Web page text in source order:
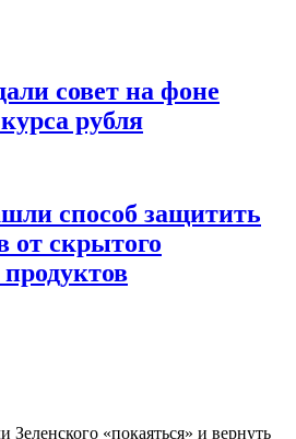
совет на фоне
рубля
способ защитить
от скрытого
Зеленского «покаяться» и вернуть